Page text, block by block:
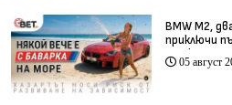
BMW М2,
приключи
BET.bg
05 август